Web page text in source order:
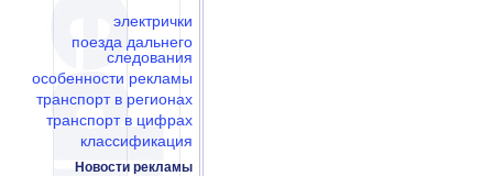
электрички
поезда дальнего
следования
особенности рекламы
транспорт в регионах
транспорт в цифрах
классификация
Новости рекламы